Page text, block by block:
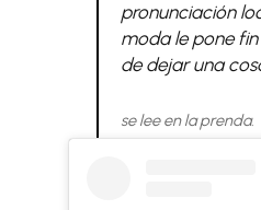
pronunciación
moda le pone
de dejar una
se lee en la prenda.